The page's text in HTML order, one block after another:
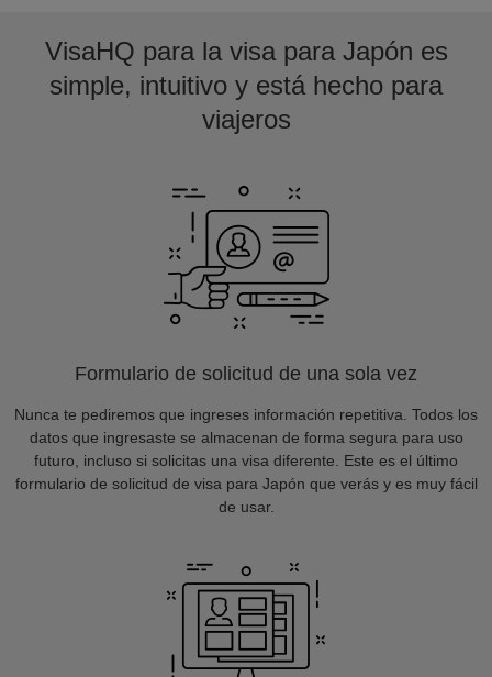
VisaHQ para la visa para Japón es
simple, intuitivo y está hecho para
viajeros
Formulario de solicitud de una sola vez
Nunca te pediremos que ingreses información repetitiva. Todos los
datos que ingresaste se almacenan de forma segura para uso
futuro, incluso si solicitas una visa diferente. Este es el último
formulario de solicitud de visa para Japón que verás y es muy fácil
de usar.